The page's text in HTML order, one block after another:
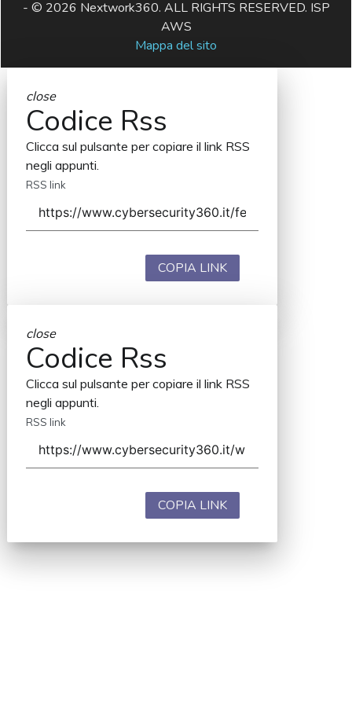
- © 2026 Nextwork360. ALL RIGHTS RESERVED. ISP
AWS
Mappa del sito
close
Codice Rss
Clicca sul pulsante per copiare il link RSS
negli appunti.
RSS link
COPIA LINK
close
Codice Rss
Clicca sul pulsante per copiare il link RSS
negli appunti.
RSS link
COPIA LINK